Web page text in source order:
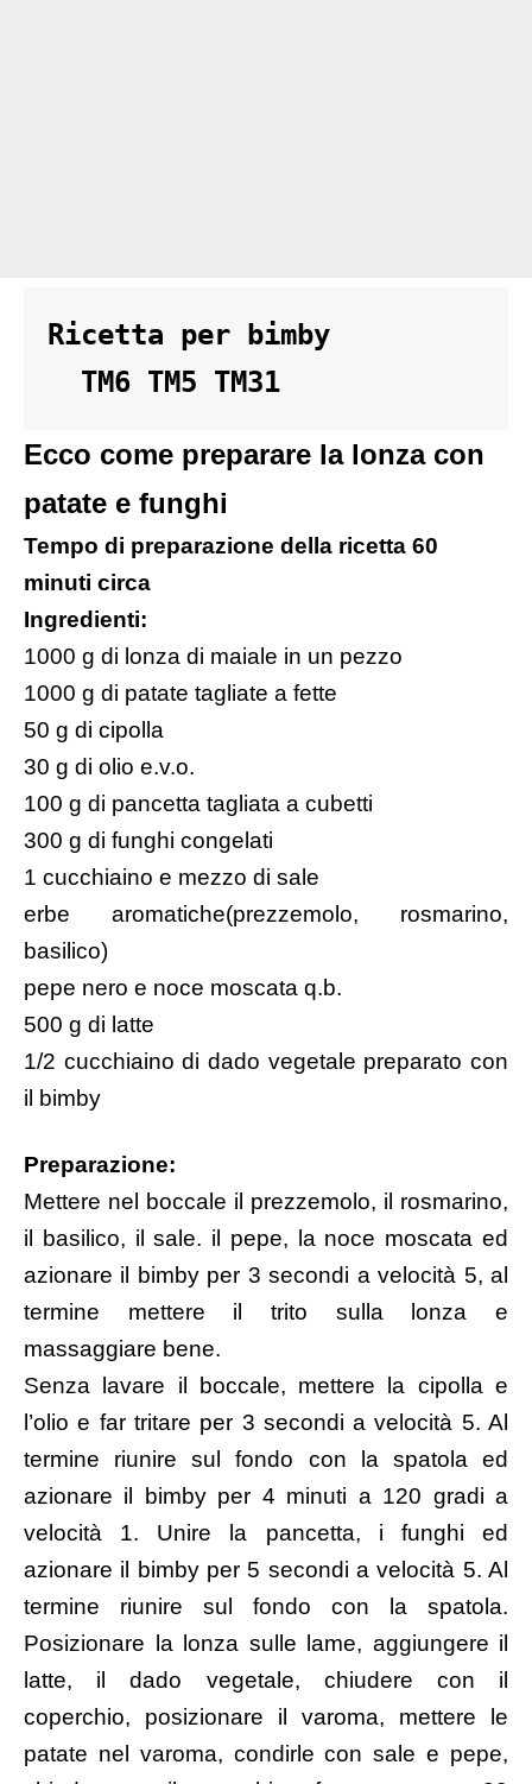
Ricetta per bimby
  TM6 TM5 TM31
Ecco come preparare la lonza con
patate e funghi
Tempo di preparazione della ricetta 60
minuti circa
Ingredienti:
1000 g di lonza di maiale in un pezzo
1000 g di patate tagliate a fette
50 g di cipolla
30 g di olio e.v.o.
100 g di pancetta tagliata a cubetti
300 g di funghi congelati
1 cucchiaino e mezzo di sale
erbe aromatiche(prezzemolo, rosmarino,
basilico)
pepe nero e noce moscata q.b.
500 g di latte
1/2 cucchiaino di dado vegetale preparato con
il bimby
Preparazione:
Mettere nel boccale il prezzemolo, il rosmarino,
il basilico, il sale. il pepe, la noce moscata ed
azionare il bimby per 3 secondi a velocità 5, al
termine mettere il trito sulla lonza e
massaggiare bene.
Senza lavare il boccale, mettere la cipolla e
l’olio e far tritare per 3 secondi a velocità 5. Al
termine riunire sul fondo con la spatola ed
azionare il bimby per 4 minuti a 120 gradi a
velocità 1. Unire la pancetta, i funghi ed
azionare il bimby per 5 secondi a velocità 5. Al
termine riunire sul fondo con la spatola.
Posizionare la lonza sulle lame, aggiungere il
latte, il dado vegetale, chiudere con il
coperchio, posizionare il varoma, mettere le
patate nel varoma, condirle con sale e pepe,